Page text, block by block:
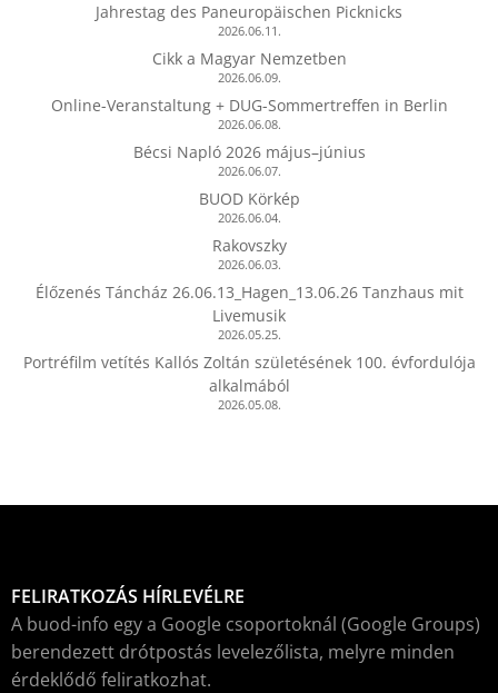
Jahrestag des Paneuropäischen Picknicks
2026.06.11.
Cikk a Magyar Nemzetben
2026.06.09.
Online-Veranstaltung + DUG-Sommertreffen in Berlin
2026.06.08.
Bécsi Napló 2026 május–június
2026.06.07.
BUOD Körkép
2026.06.04.
Rakovszky
2026.06.03.
Élőzenés Táncház 26.06.13_Hagen_13.06.26 Tanzhaus mit
Livemusik
2026.05.25.
Portréfilm vetítés Kallós Zoltán születésének 100. évfordulója
alkalmából
2026.05.08.
FELIRATKOZÁS HÍRLEVÉLRE
A buod-info egy a Google csoportoknál (Google Groups)
berendezett drótpostás levelezőlista, melyre minden
érdeklődő feliratkozhat.